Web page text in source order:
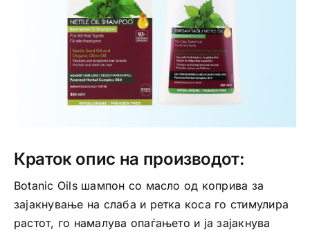
Медицински апрати
Нега на кожа
Краток опис на производот:
Botanic Oils шампон со масло од коприва за
зајакнување на слаба и ретка коса го стимулира
растот, го намалува опаѓањето и ја зајакнува